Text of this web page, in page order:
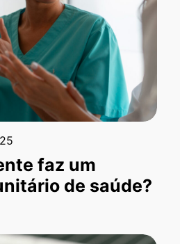
faz um
de saúde?